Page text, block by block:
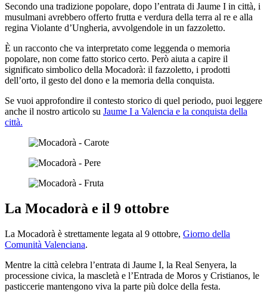
Secondo una tradizione popolare, dopo l’entrata di Jaume I in città, i
musulmani avrebbero offerto frutta e verdura della terra al re e alla
regina Violante d’Ungheria, avvolgendole in un fazzoletto.
È un racconto che va interpretato come leggenda o memoria
popolare, non come fatto storico certo. Però aiuta a capire il
significato simbolico della Mocadorà: il fazzoletto, i prodotti
dell’orto, il gesto del dono e la memoria della conquista.
Se vuoi approfondire il contesto storico di quel periodo, puoi leggere
anche il nostro articolo su Jaume I a Valencia e la conquista della
città.
La Mocadorà e il 9 ottobre
La Mocadorà è strettamente legata al 9 ottobre, Giorno della
Comunità Valenciana.
Mentre la città celebra l’entrata di Jaume I, la Real Senyera, la
processione civica, la mascletà e l’Entrada de Moros y Cristianos, le
pasticcerie mantengono viva la parte più dolce della festa.